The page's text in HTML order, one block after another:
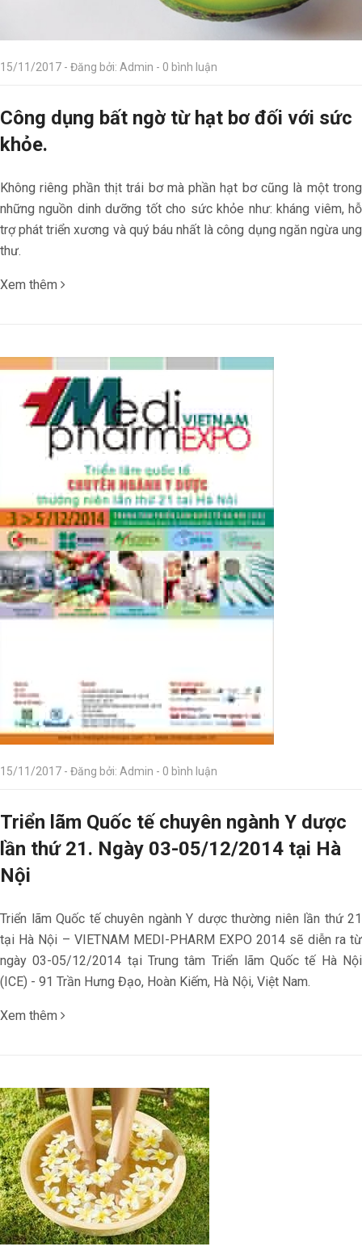
15/11/2017 - Đăng bởi: Admin - 0 bình luận
Công dụng bất ngờ từ hạt bơ đối với sức
khỏe.
Không riêng phần thịt trái bơ mà phần hạt bơ cũng là một trong
những nguồn dinh dưỡng tốt cho sức khỏe như: kháng viêm, hỗ
trợ phát triển xương và quý báu nhất là công dụng ngăn ngừa ung
thư.
Xem thêm
15/11/2017 - Đăng bởi: Admin - 0 bình luận
Triển lãm Quốc tế chuyên ngành Y dược
lần thứ 21. Ngày 03-05/12/2014 tại Hà
Nội
Triển lãm Quốc tế chuyên ngành Y dược thường niên lần thứ 21
tại Hà Nội – VIETNAM MEDI-PHARM EXPO 2014 sẽ diễn ra từ
ngày 03-05/12/2014 tại Trung tâm Triển lãm Quốc tế Hà Nội
(ICE) - 91 Trần Hưng Đạo, Hoàn Kiếm, Hà Nội, Việt Nam.
Xem thêm